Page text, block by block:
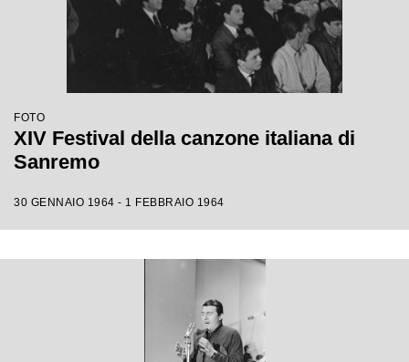
FOTO
XIV Festival della canzone italiana di
Sanremo
30 GENNAIO 1964 - 1 FEBBRAIO 1964